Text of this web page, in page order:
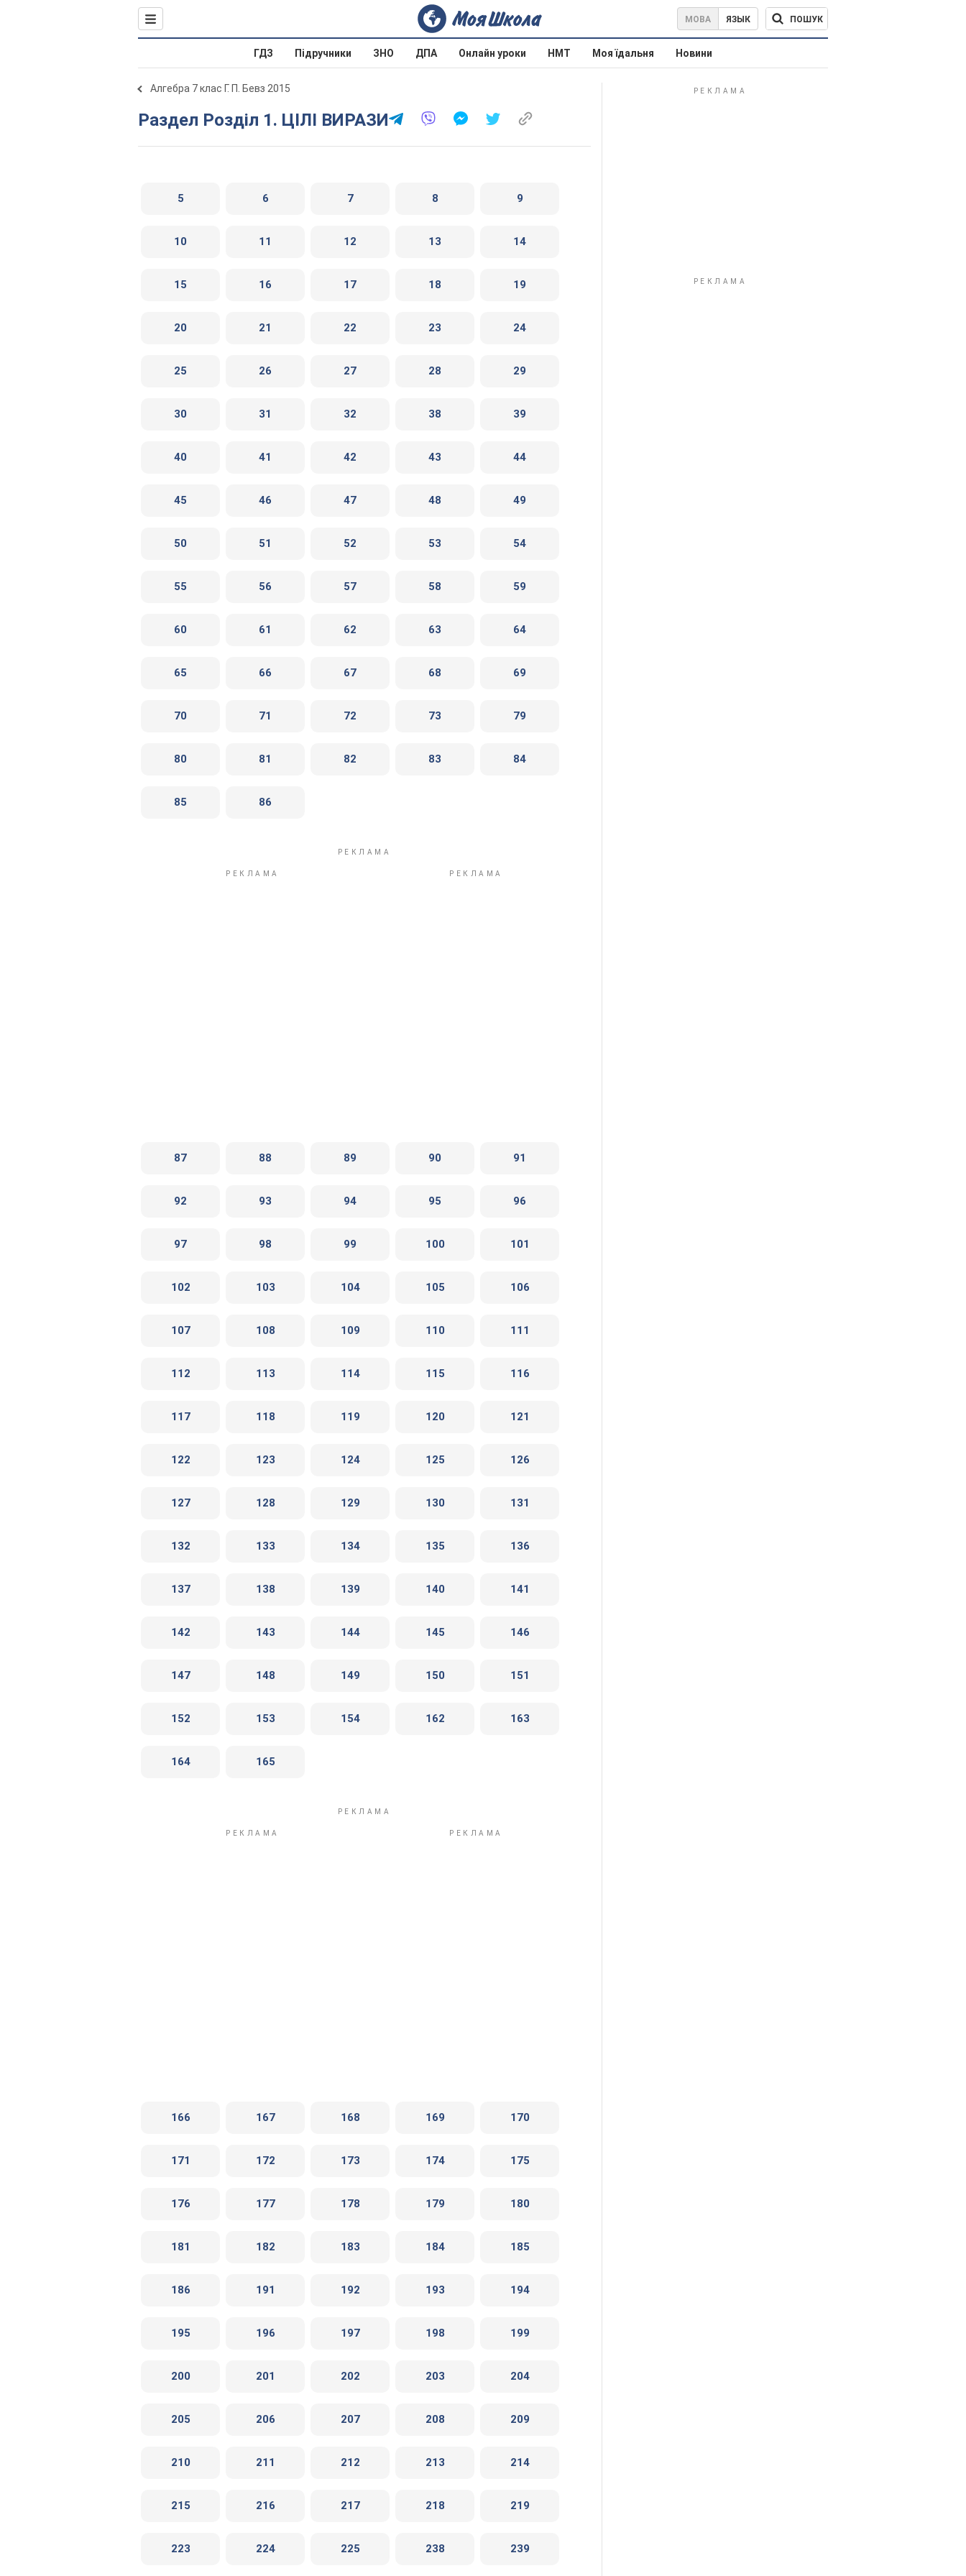
МОВА ЯЗЫК ПОШУК
ГДЗ Підручники ЗНО ДПА Онлайн уроки НМТ Моя їдальня Новини
Алгебра 7 клас Г. П. Бевз 2015
Раздел Розділ 1. ЦІЛІ ВИРАЗИ
5 6 7 8 9
10 11 12 13 14
15 16 17 18 19
20 21 22 23 24
25 26 27 28 29
30 31 32 38 39
40 41 42 43 44
45 46 47 48 49
50 51 52 53 54
55 56 57 58 59
60 61 62 63 64
65 66 67 68 69
70 71 72 73 79
80 81 82 83 84
85 86
87 88 89 90 91
92 93 94 95 96
97 98 99 100 101
102 103 104 105 106
107 108 109 110 111
112 113 114 115 116
117 118 119 120 121
122 123 124 125 126
127 128 129 130 131
132 133 134 135 136
137 138 139 140 141
142 143 144 145 146
147 148 149 150 151
152 153 154 162 163
164 165
166 167 168 169 170
171 172 173 174 175
176 177 178 179 180
181 182 183 184 185
186 191 192 193 194
195 196 197 198 199
200 201 202 203 204
205 206 207 208 209
210 211 212 213 214
215 216 217 218 219
223 224 225 238 239